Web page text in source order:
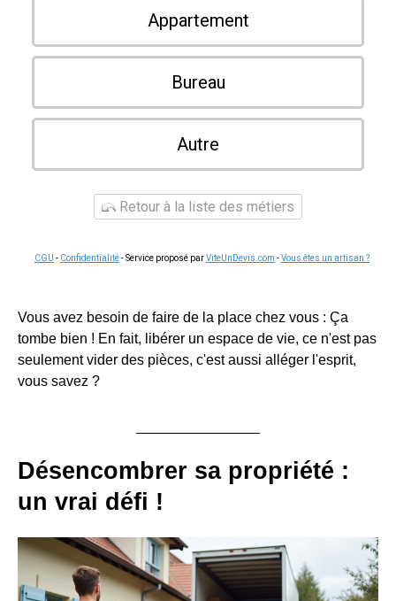
Appartement
Bureau
Autre
Retour à la liste des métiers
CGU - Confidentialité- Service proposé parViteUnDevis.com -Vous êtes un artisan ?
Vous avez besoin de faire de la place chez vous : Ça
tombe bien ! En fait, libérer un espace de vie, ce n'est pas
seulement vider des pièces, c'est aussi alléger l'esprit,
vous savez ?
Désencombrer sa propriété :
un vrai défi !